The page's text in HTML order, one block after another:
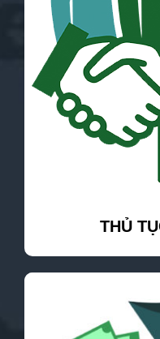
THỦ